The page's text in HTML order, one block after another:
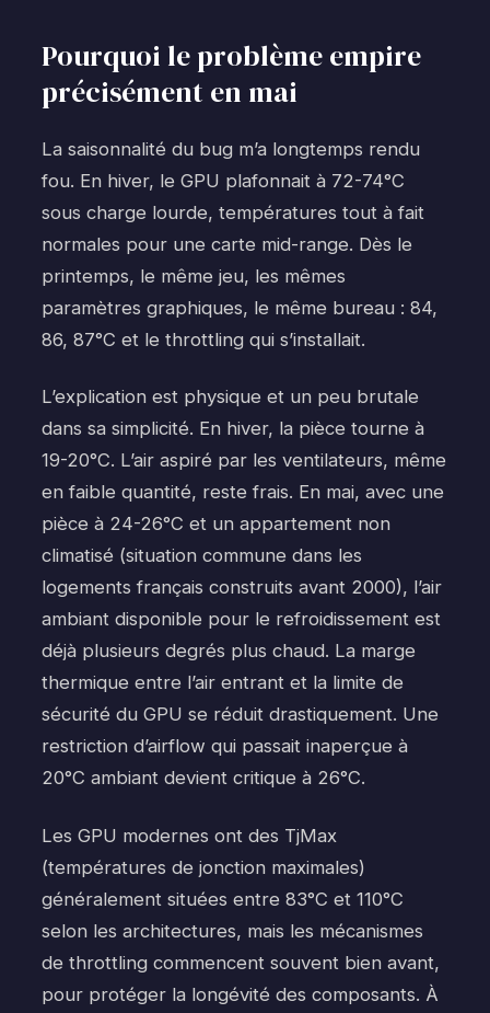
Pourquoi le problème empire
précisément en mai
La saisonnalité du bug m’a longtemps rendu
fou. En hiver, le GPU plafonnait à 72-74°C
sous charge lourde, températures tout à fait
normales pour une carte mid-range. Dès le
printemps, le même jeu, les mêmes
paramètres graphiques, le même bureau : 84,
86, 87°C et le throttling qui s’installait.
L’explication est physique et un peu brutale
dans sa simplicité. En hiver, la pièce tourne à
19-20°C. L’air aspiré par les ventilateurs, même
en faible quantité, reste frais. En mai, avec une
pièce à 24-26°C et un appartement non
climatisé (situation commune dans les
logements français construits avant 2000), l’air
ambiant disponible pour le refroidissement est
déjà plusieurs degrés plus chaud. La marge
thermique entre l’air entrant et la limite de
sécurité du GPU se réduit drastiquement. Une
restriction d’airflow qui passait inaperçue à
20°C ambiant devient critique à 26°C.
Les GPU modernes ont des TjMax
(températures de jonction maximales)
généralement situées entre 83°C et 110°C
selon les architectures, mais les mécanismes
de throttling commencent souvent bien avant,
pour protéger la longévité des composants. À